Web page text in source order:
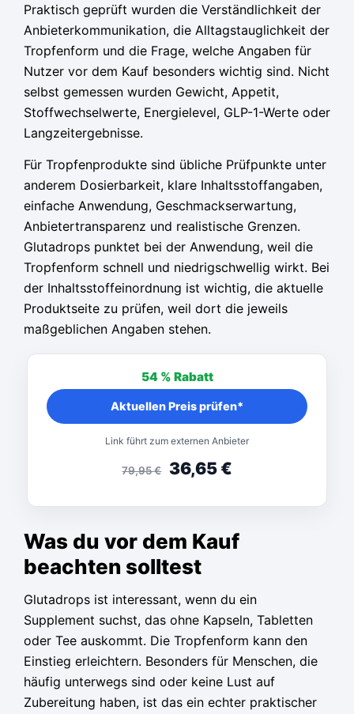
Praktisch geprüft wurden die Verständlichkeit der
Anbieterkommunikation, die Alltagstauglichkeit der
Tropfenform und die Frage, welche Angaben für
Nutzer vor dem Kauf besonders wichtig sind. Nicht
selbst gemessen wurden Gewicht, Appetit,
Stoffwechselwerte, Energielevel, GLP-1-Werte oder
Langzeitergebnisse.
Für Tropfenprodukte sind übliche Prüfpunkte unter
anderem Dosierbarkeit, klare Inhaltsstoffangaben,
einfache Anwendung, Geschmackserwartung,
Anbietertransparenz und realistische Grenzen.
Glutadrops punktet bei der Anwendung, weil die
Tropfenform schnell und niedrigschwellig wirkt. Bei
der Inhaltsstoffeinordnung ist wichtig, die aktuelle
Produktseite zu prüfen, weil dort die jeweils
maßgeblichen Angaben stehen.
54 % Rabatt
79,95€ 36,65€
Aktuellen Preis prüfen*
Link führt zum externen Anbieter
Was du vor dem Kauf
beachten solltest
Glutadrops ist interessant, wenn du ein
Supplement suchst, das ohne Kapseln, Tabletten
oder Tee auskommt. Die Tropfenform kann den
Einstieg erleichtern. Besonders für Menschen, die
häufig unterwegs sind oder keine Lust auf
Zubereitung haben, ist das ein echter praktischer